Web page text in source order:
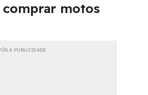
comprar motos
A PUBLICIDADE